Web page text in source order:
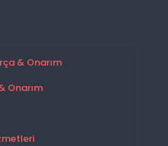
& Onarım
Onarım